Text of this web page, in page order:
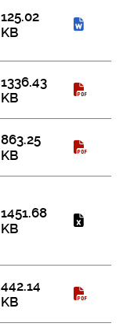
125.02
KB
1336.43
KB
863.25
KB
1451.68
KB
442.14
KB